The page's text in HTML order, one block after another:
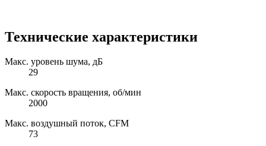
Технические характеристики
Макс. уровень шума, дБ
29
Макс. скорость вращения, об/мин
2000
Макс. воздушный поток, CFM
73